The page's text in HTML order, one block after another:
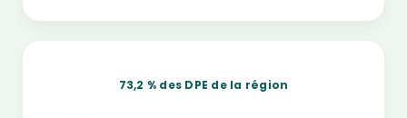
73,2 % des DPE de la région